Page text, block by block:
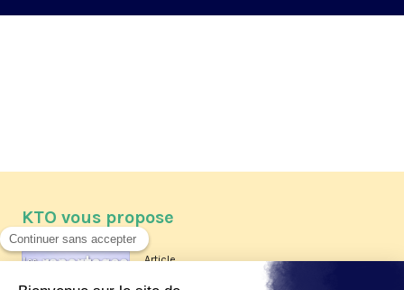
KTO vous propose
Article
Les reportages d'été 2026 de KTO